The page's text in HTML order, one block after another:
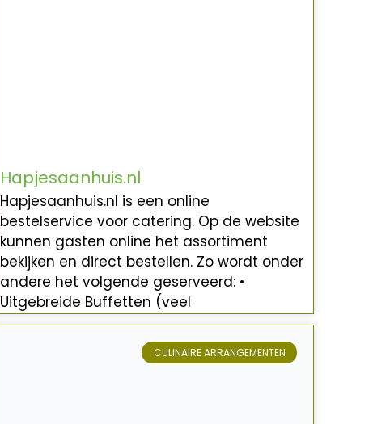
Hapjesaanhuis.nl
Hapjesaanhuis.nl is een online
bestelservice voor catering. Op de website
kunnen gasten online het assortiment
bekijken en direct bestellen. Zo wordt onder
andere het volgende geserveerd: •
Uitgebreide Buffetten (veel
CULINAIRE ARRANGEMENTEN